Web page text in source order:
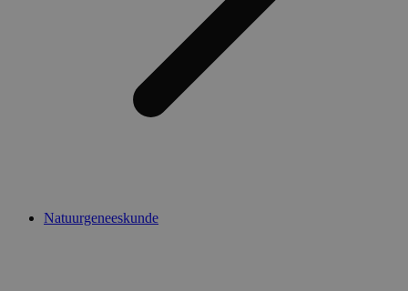
Natuurgeneeskunde